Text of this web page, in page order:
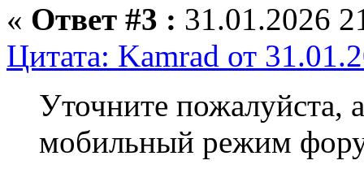
« Ответ #3 : 31.01.2026
Цитата: Kamrad от
Уточните пожалуйста,
мобильный режим